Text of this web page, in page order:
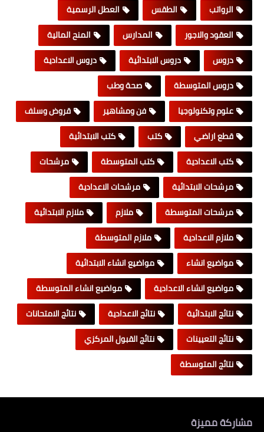
الرواتب
الطقس
العطل الرسمية
العقود والاجور
المدارس
المنح المالية
دروس
دروس الابتدائية
دروس الاعدادية
دروس المتوسطة
صحة وطب
علوم وتكنولوجيا
فن ومشاهير
قروض وسلف
قطع اراضي
كتب
كتب الابتدائية
كتب الاعدادية
كتب المتوسطة
مرشحات
مرشحات الابتدائية
مرشحات الاعدادية
مرشحات المتوسطة
ملازم
ملازم الابتدائية
ملازم الاعدادية
ملازم المتوسطة
مواضيع انشاء
مواضيع انشاء الابتدائية
مواضيع انشاء الاعدادية
مواضيع انشاء المتوسطة
نتائج الابتدائية
نتائج الاعدادية
نتائج الامتحانات
نتائج التعيينات
نتائج القبول المركزي
نتائج المتوسطة
مشاركة مميزة